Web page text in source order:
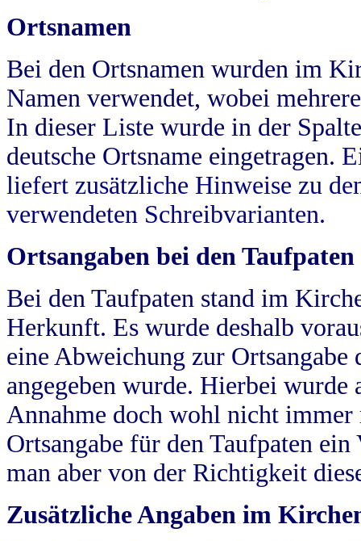
Ortsnamen
Bei den Ortsnamen wurden im
Namen verwendet, wobei
In dieser Liste wurde in der
deutsche Ortsname eingetragen.
liefert zusätzliche Hinweise zu
verwendeten Schreibvarianten.
Ortsangaben bei den Taufpaten
Bei den Taufpaten stand im
Herkunft. Es wurde deshalb
eine Abweichung zur
angegeben wurde. Hierbei wurde
Annahme doch wohl nicht
Ortsangabe für den Taufpaten
man aber von der Richtigkeit
Zusätzliche Angaben im